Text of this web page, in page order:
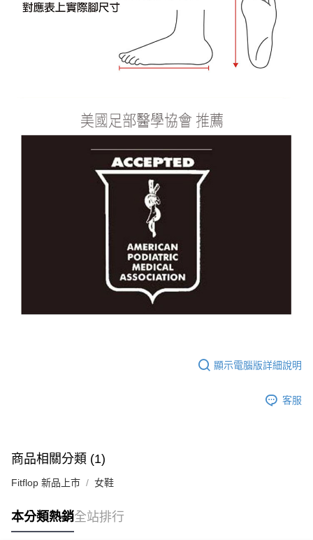
顯示電腦版詳細說明
客服
商品相關分類 (1)
Fitflop 新品上市 女鞋
本分類熱銷全站排行